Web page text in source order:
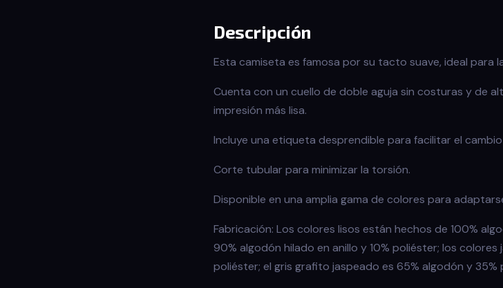
Descripción
Esta camiseta es famosa por su tacto suave, ideal para
Cuenta con un cuello de doble aguja sin costuras y de
impresión más lisa.
Incluye una etiqueta desprendible para facilitar el
Corte tubular para minimizar la torsión.
Disponible en una amplia gama de colores para
Fabricación: Los colores lisos están hechos de 100%
90% algodón hilado en anillo y 10% poliéster; los
poliéster; el gris grafito jaspeado es 65% algodón y 35%